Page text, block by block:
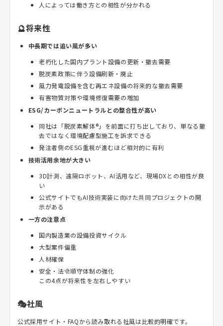
人によっては働き方との相性が分かれる
🔮将来性
中長期では追い風が多い
老朽化した国内プラント設備の更新・撤去需要
脱炭素政策に伴う設備刷新・廃止
風力発電設備を含む再エネ設備の将来的な撤去需要
有害物質対策や環境修復需要の増加
ESG/カーボンニュートラルとの整合性が高い
同社は「脱炭素解体®」を前面に打ち出しており、単なる撤
去ではなく環境配慮型施工を訴求できる
発注者側のESG重視が進むほど相対的に有利
技術活用余地が大きい
3D計測、遠隔ロボット、AI活用など、現場DXとの相性が良
い
公式サイトでもAI技術実装に向けた共同プロジェクトの開
示がある
一方の注意点
国内製造業の設備投資サイクル
大型案件偏重
人材確保
安全・法令順守体制の強化
この4点が将来性を左右しやすい
🎭社風
公式採用サイト・FAQから読み取れる社風は比較的明確です。